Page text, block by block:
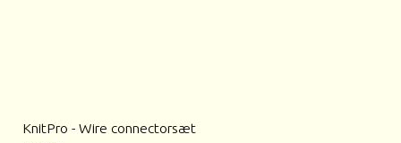
KnitPro - Wire connectorsæt